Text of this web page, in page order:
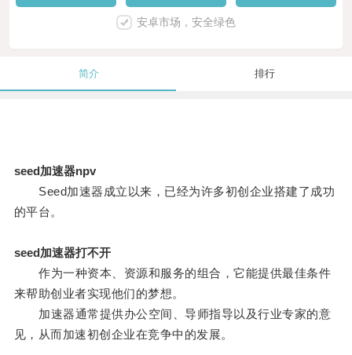
安卓市场，安全绿色
简介 排行
seed加速器npv
Seed加速器成立以来，已经为许多初创企业搭建了成功
的平台。
seed加速器打不开
作为一种资本、资源和服务的组合，它能提供最佳条件
来帮助创业者实现他们的梦想。
加速器通常提供办公空间、导师指导以及行业专家的意
见，从而加速初创企业在竞争中的发展。